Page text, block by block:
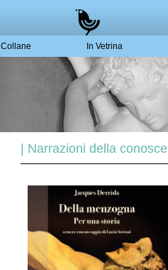
Collane In Vetrina
| Narrazioni della